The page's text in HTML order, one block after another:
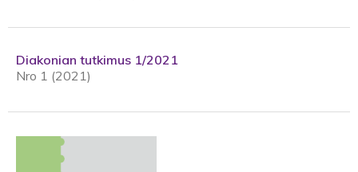
Diakonian tutkimus 1/2021
Nro 1 (2021)